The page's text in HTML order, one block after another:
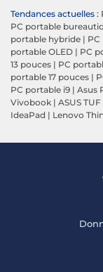
Tendances actuelles :
PC portable
portable hybride | PC
portable OLED | PC
13 pouces | PC
portable 17 pouces |
PC portable i9 | Asus
Vivobook | ASUS TUF
IdeaPad | Lenovo